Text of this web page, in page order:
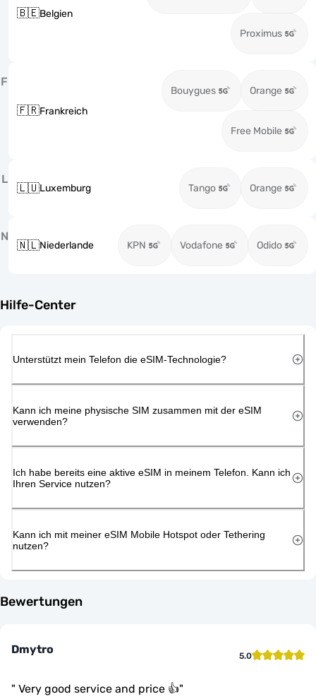
🇧🇪Belgien
Proximus
F
🇫🇷Frankreich
Bouygues Orange
Free Mobile
L
🇱🇺Luxemburg Tango Orange
N
🇳🇱Niederlande KPN Vodafone Odido
Hilfe-Center
Unterstützt mein Telefon die eSIM-Technologie?
Kann ich meine physische SIM zusammen mit der eSIM
verwenden?
Ich habe bereits eine aktive eSIM in meinem Telefon. Kann ich
Ihren Service nutzen?
Kann ich mit meiner eSIM Mobile Hotspot oder Tethering
nutzen?
Bewertungen
Dmytro 5.0
" Very good service and price 👍"